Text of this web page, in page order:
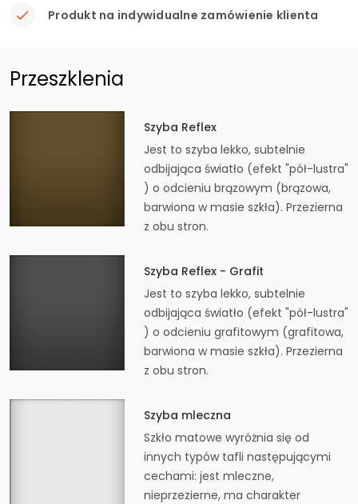
Produkt na indywidualne zamówienie klienta
Przeszklenia
Szyba Reflex
Jest to szyba lekko, subtelnie
odbijająca światło (efekt "pół-lustra"
) o odcieniu brązowym (brązowa,
barwiona w masie szkła). Przezierna
z obu stron.
Szyba Reflex - Grafit
Jest to szyba lekko, subtelnie
odbijająca światło (efekt "pół-lustra"
) o odcieniu grafitowym (grafitowa,
barwiona w masie szkła). Przezierna
z obu stron.
Szyba mleczna
Szkło matowe wyróżnia się od
innych typów tafli następującymi
cechami: jest mleczne,
nieprzezierne, ma charakter